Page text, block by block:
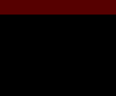
ke